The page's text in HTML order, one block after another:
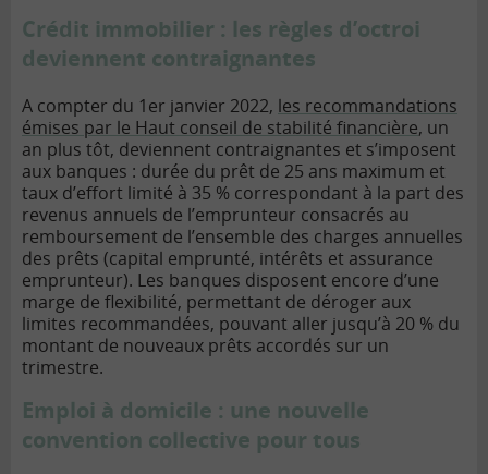
Crédit immobilier : les règles d’octroi
deviennent contraignantes
A compter du 1er janvier 2022, les recommandations
émises par le Haut conseil de stabilité financière, un
an plus tôt, deviennent contraignantes et s’imposent
aux banques : durée du prêt de 25 ans maximum et
taux d’effort limité à 35 % correspondant à la part des
revenus annuels de l’emprunteur consacrés au
remboursement de l’ensemble des charges annuelles
des prêts (capital emprunté, intérêts et assurance
emprunteur). Les banques disposent encore d’une
marge de flexibilité, permettant de déroger aux
limites recommandées, pouvant aller jusqu’à 20 % du
montant de nouveaux prêts accordés sur un
trimestre.
Emploi à domicile : une nouvelle
convention collective pour tous